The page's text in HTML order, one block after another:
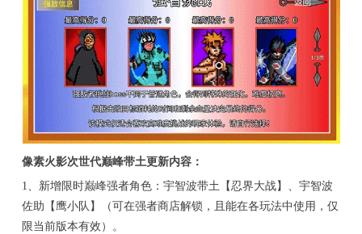
像素火影次世代巅峰带土更新内容：
1、新增限时巅峰强者角色：宇智波带土【忍界大战】、宇智波
佐助【鹰小队】（可在强者商店解锁，且能在各玩法中使用，仅
限当前版本有效）。